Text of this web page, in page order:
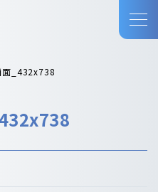
面_432x738